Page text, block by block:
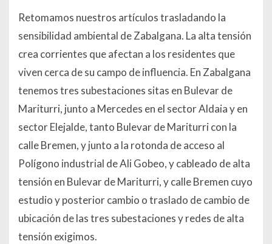
Retomamos nuestros artículos trasladando la
sensibilidad ambiental de Zabalgana. La alta tensión
crea corrientes que afectan a los residentes que
viven cerca de su campo de influencia. En Zabalgana
tenemos tres subestaciones sitas en Bulevar de
Mariturri, junto a Mercedes en el sector Aldaia y en
sector Elejalde, tanto Bulevar de Mariturri con la
calle Bremen, y junto a la rotonda de acceso al
Polígono industrial de Ali Gobeo, y cableado de alta
tensión en Bulevar de Mariturri, y calle Bremen cuyo
estudio y posterior cambio o traslado de cambio de
ubicación de las tres subestaciones y redes de alta
tensión exigimos.